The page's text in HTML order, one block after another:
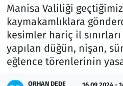
Manisa Valiliği
kaymakamlıklara
kesimler hariç il
yapılan düğün, nişan,
eğlence törenlerinin
ORHAN DEDE
Kurumsal Haberler
Lezzet Durağı
Memur ve Kamu